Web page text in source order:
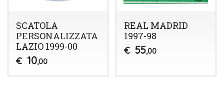
SCATOLA
PERSONALIZZATA
LAZIO 1999-00
€ 10,00
REAL MADRID
1997-98
€ 55,00